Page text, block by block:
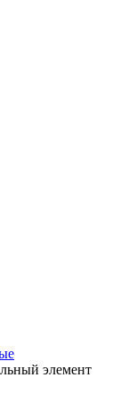
элемент